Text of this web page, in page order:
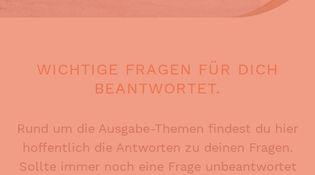
WICHTIGE FRAGEN FÜR DICH
BEANTWORTET.
Rund um die Ausgabe-Themen findest du hier
hoffentlich die Antworten zu deinen Fragen.
Sollte immer noch eine Frage unbeantwortet